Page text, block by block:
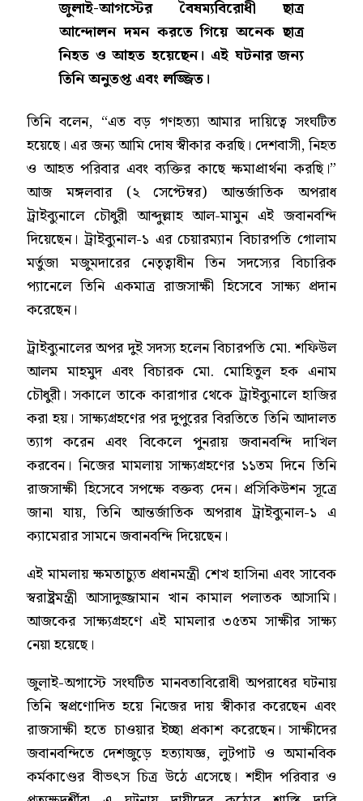
জুলাই-আগস্টের বৈষম্যবিরোধী ছাত্র
আন্দোলন দমন করতে গিয়ে অনেক ছাত্র
নিহত ও আহত হয়েছেন। এই ঘটনার জন্য
তিনি অনুতপ্ত এবং লজ্জিত।
তিনি বলেন, “এত বড় গণহত্যা আমার দায়িত্বে সংঘটিত
হয়েছে। এর জন্য আমি দোষ স্বীকার করছি। দেশবাসী, নিহত
ও আহত পরিবার এবং ব্যক্তির কাছে ক্ষমাপ্রার্থনা করছি।”
আজ মঙ্গলবার (২ সেপ্টেম্বর) আন্তর্জাতিক অপরাধ
ট্রাইব্যুনালে চৌধুরী আব্দুল্লাহ আল-মামুন এই জবানবন্দি
দিয়েছেন। ট্রাইব্যুনাল-১ এর চেয়ারম্যান বিচারপতি গোলাম
মর্তুজা মজুমদারের নেতৃত্বাধীন তিন সদস্যের বিচারিক
প্যানেলে তিনি একমাত্র রাজসাক্ষী হিসেবে সাক্ষ্য প্রদান
করেছেন।
ট্রাইব্যুনালের অপর দুই সদস্য হলেন বিচারপতি মো. শফিউল
আলম মাহমুদ এবং বিচারক মো. মোহিতুল হক এনাম
চৌধুরী। সকালে তাকে কারাগার থেকে ট্রাইব্যুনালে হাজির
করা হয়। সাক্ষ্যগ্রহণের পর দুপুরের বিরতিতে তিনি আদালত
ত্যাগ করেন এবং বিকেলে পুনরায় জবানবন্দি দাখিল
করবেন। নিজের মামলায় সাক্ষ্যগ্রহণের ১১তম দিনে তিনি
রাজসাক্ষী হিসেবে সপক্ষে বক্তব্য দেন। প্রসিকিউশন সূত্রে
জানা যায়, তিনি আন্তর্জাতিক অপরাধ ট্রাইব্যুনাল-১ এ
ক্যামেরার সামনে জবানবন্দি দিয়েছেন।
এই মামলায় ক্ষমতাচ্যুত প্রধানমন্ত্রী শেখ হাসিনা এবং সাবেক
স্বরাষ্ট্রমন্ত্রী আসাদুজ্জামান খান কামাল পলাতক আসামি।
আজকের সাক্ষ্যগ্রহণে এই মামলার ৩৫তম সাক্ষীর সাক্ষ্য
নেয়া হয়েছে।
জুলাই-অগাস্টে সংঘটিত মানবতাবিরোধী অপরাধের ঘটনায়
তিনি স্বপ্রণোদিত হয়ে নিজের দায় স্বীকার করেছেন এবং
রাজসাক্ষী হতে চাওয়ার ইচ্ছা প্রকাশ করেছেন। সাক্ষীদের
জবানবন্দিতে দেশজুড়ে হত্যাযজ্ঞ, লুটপাট ও অমানবিক
কর্মকাণ্ডের বীভৎস চিত্র উঠে এসেছে। শহীদ পরিবার ও